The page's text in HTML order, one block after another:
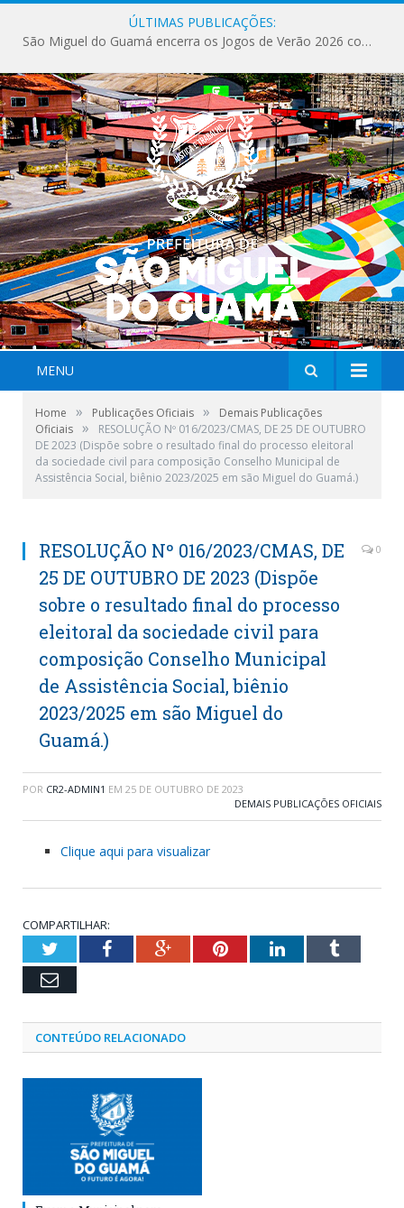
ÚLTIMAS PUBLICAÇÕES:
São Miguel do Guamá encerra os Jogos de Verão 2026 com sucesso de público e competições.
MENU
Home » Publicações Oficiais »
Demais Publicações
Oficiais »
RESOLUÇÃO Nº 016/2023/CMAS, DE 25 DE OUTUBRO
DE 2023 (Dispõe sobre o resultado final do processo eleitoral
da sociedade civil para composição Conselho Municipal de
Assistência Social, biênio 2023/2025 em são Miguel do Guamá.)
RESOLUÇÃO Nº 016/2023/CMAS, DE
25 DE OUTUBRO DE 2023 (Dispõe
sobre o resultado final do processo
eleitoral da sociedade civil para
composição Conselho Municipal
de Assistência Social, biênio
2023/2025 em são Miguel do
Guamá.)
0
POR CR2-ADMIN1 EM 25 DE OUTUBRO DE 2023
DEMAIS PUBLICAÇÕES OFICIAIS
Clique aqui para visualizar
COMPARTILHAR:
TwitterFacebookGoogle+PinterestLinkedInTumblr
Email
CONTEÚDO RELACIONADO